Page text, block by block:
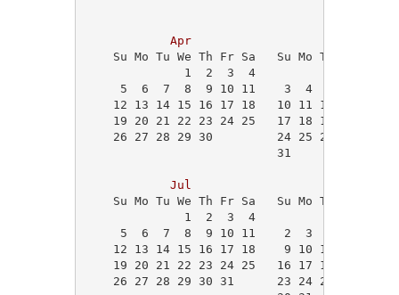
Apr
Su Mo Tu We Th Fr Sa   Su Mo Tu We Th
1  2  3  4
5  6  7  8  9 10 11    3  4  5  6  7
12 13 14 15 16 17 18   10 11 12 13 14
19 20 21 22 23 24 25   17 18 19 20 21
26 27 28 29 30         24 25 26
Jul
Su Mo Tu We Th Fr Sa   Su Mo Tu We Th
1  2  3  4
5  6  7  8  9 10 11    2  3  4  5  6
12 13 14 15 16 17 18    9 10 11 12 13
19 20 21 22 23 24 25   16 17 18 19 20
26 27 28 29 30 31      23 24 25